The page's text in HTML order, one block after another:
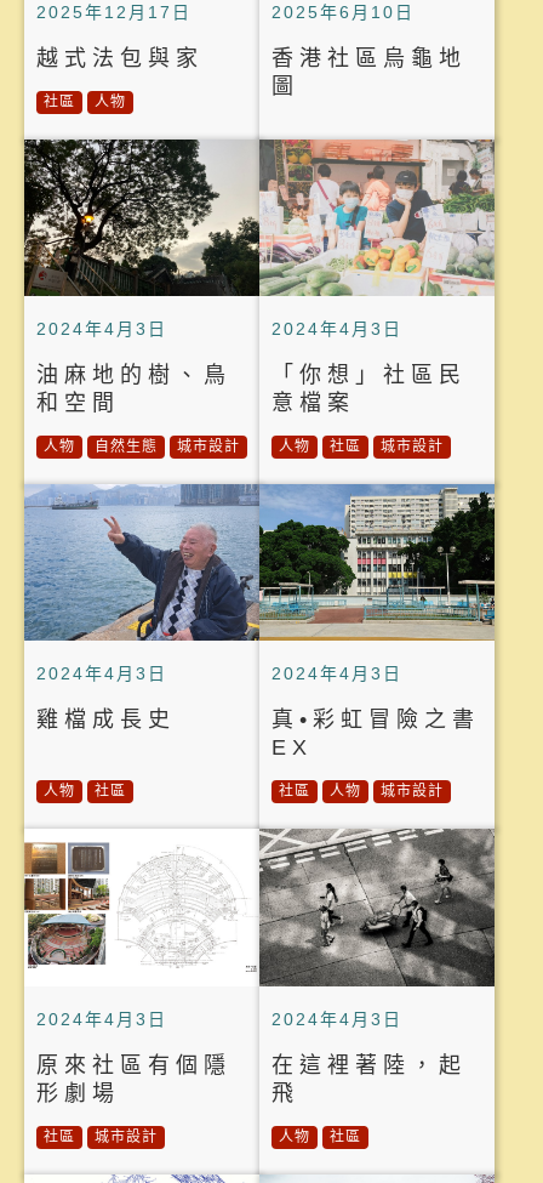
2025年12月17日
越式法包與家
社區 人物
2025年6月10日
香港社區烏龜地
圖
2024年4月3日
油麻地的樹、鳥
和空間
人物 自然生態 城市設計
2024年4月3日
「你想」社區民
意檔案
人物 社區 城市設計
2024年4月3日
雞檔成長史
人物 社區
2024年4月3日
真•彩虹冒險之書
EX
社區 人物 城市設計
2024年4月3日
原來社區有個隱
形劇場
社區 城市設計
2024年4月3日
在這裡著陸，起
飛
人物 社區